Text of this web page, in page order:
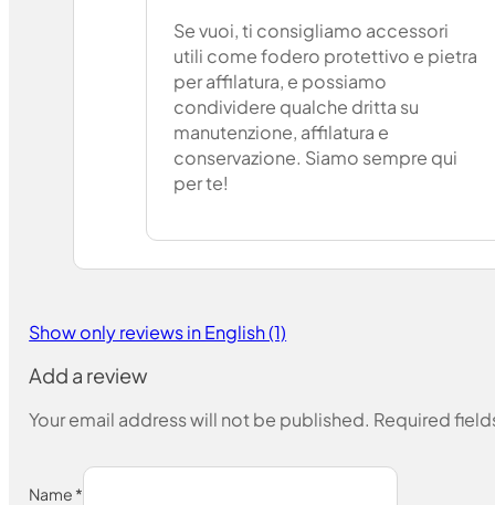
Se vuoi, ti consigliamo accessori
utili come fodero protettivo e pietra
per affilatura, e possiamo
condividere qualche dritta su
manutenzione, affilatura e
conservazione. Siamo sempre qui
per te!
Show only reviews in English (1)
Add a review
Your email address will not be published. Required
Name *